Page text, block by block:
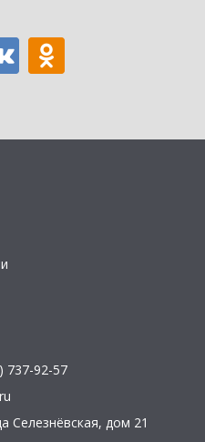
737-92-57
Селезнёвская, дом 21